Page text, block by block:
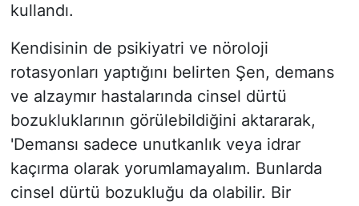
kullandı.
Kendisinin de psikiyatri ve nöroloji
rotasyonları yaptığını belirten Şen, demans
ve alzaymır hastalarında cinsel dürtü
bozukluklarının görülebildiğini aktararak,
'Demansı sadece unutkanlık veya idrar
kaçırma olarak yorumlamayalım. Bunlarda
cinsel dürtü bozukluğu da olabilir. Bir